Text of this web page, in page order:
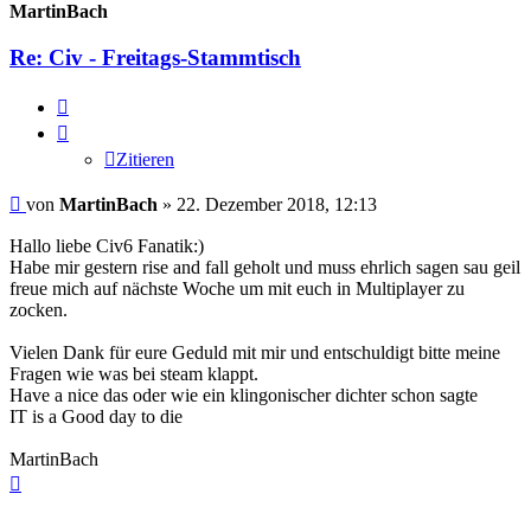
MartinBach
Re: Civ - Freitags-Stammtisch
Zitieren
Beitrag
von MartinBach » 22. Dezember 2018, 12:13
Hallo liebe Civ6 Fanatik:)
Habe mir gestern rise and fall geholt und muss ehrlich sagen sau geil
freue mich auf nächste Woche um mit euch in Multiplayer zu
zocken.
Vielen Dank für eure Geduld mit mir und entschuldigt bitte meine
Fragen wie was bei steam klappt.
Have a nice das oder wie ein klingonischer dichter schon sagte
IT is a Good day to die
MartinBach